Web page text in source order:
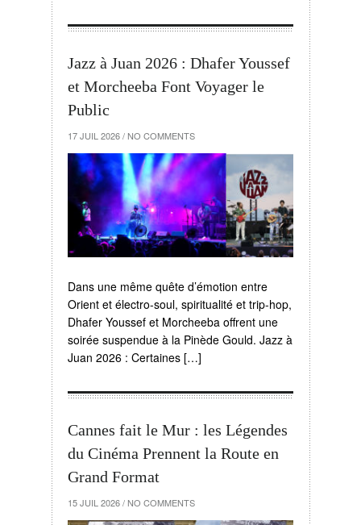
Jazz à Juan 2026 : Dhafer Youssef
et Morcheeba Font Voyager le
Public
17 JUIL 2026 / NO COMMENTS
Dans une même quête d’émotion entre
Orient et électro-soul, spiritualité et trip-hop,
Dhafer Youssef et Morcheeba offrent une
soirée suspendue à la Pinède Gould. Jazz à
Juan 2026 : Certaines […]
Cannes fait le Mur : les Légendes
du Cinéma Prennent la Route en
Grand Format
15 JUIL 2026 / NO COMMENTS